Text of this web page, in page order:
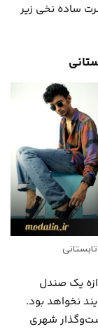
ساده نخی زیر
یک صندل
نخواهد بود.
شهری